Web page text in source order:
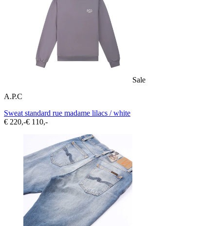
Sale
A.P.C
Sweat standard rue madame lilacs / white
€ 220,-€ 110,-